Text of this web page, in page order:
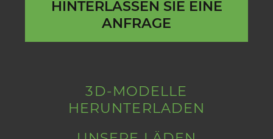
3D-MODELLE
HERUNTERLADEN
HINTERLASSEN SIE EINE
ANFRAGE